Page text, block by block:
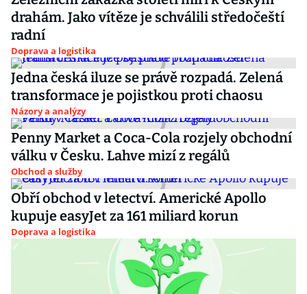
drahám. Jako vítěze je schválili středočeští
radní
Doprava a logistika
Jedna česká iluze se právě rozpadá. Zelená
transformace je pojistkou proti chaosu
Názory a analýzy
Penny Market a Coca-Cola rozjely obchodní
válku v Česku. Lahve mizí z regálů
Obchod a služby
Obří obchod v letectví. Americké Apollo
kupuje easyJet za 161 miliard korun
Doprava a logistika